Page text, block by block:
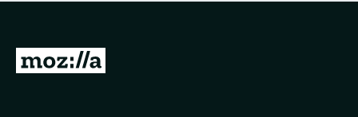
점
습
니
M